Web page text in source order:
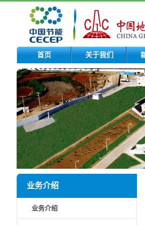
首页 关于我们
业务介绍
业务介绍